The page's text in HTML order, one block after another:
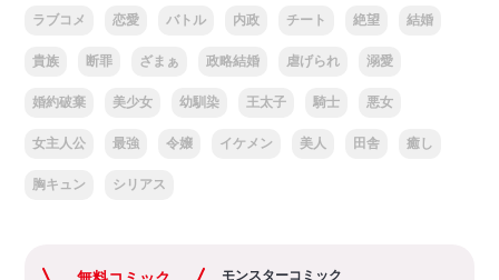
ラブコメ 恋愛 バトル 内政 チート 絶望 結婚
貴族 断罪 ざまぁ 政略結婚 虐げられ 溺愛
婚約破棄 美少女 幼馴染 王太子 騎士 悪女
女主人公 最強 令嬢 イケメン 美人 田舎 癒し
胸キュン シリアス
モンスターコミック